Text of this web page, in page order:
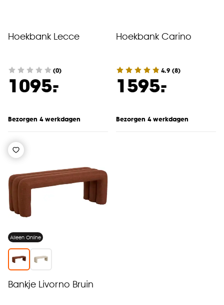
Hoekbank Lecce
(0)
1095.
-
Bezorgen 4 werkdagen
Hoekbank Carino
4.9 (8)
1595.
-
Bezorgen 4 werkdagen
Alleen Online
Bankje Livorno Bruin